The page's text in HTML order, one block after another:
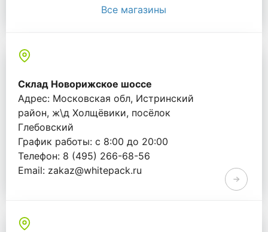
Все магазины
Склад Новорижское шоссе
Адрес: Московская обл, Истринский
район, ж\д Холщёвики, посёлок
Глебовский
График работы: с 8:00 до 20:00
Телефон: 8 (495) 266-68-56
Email: zakaz@whitepack.ru